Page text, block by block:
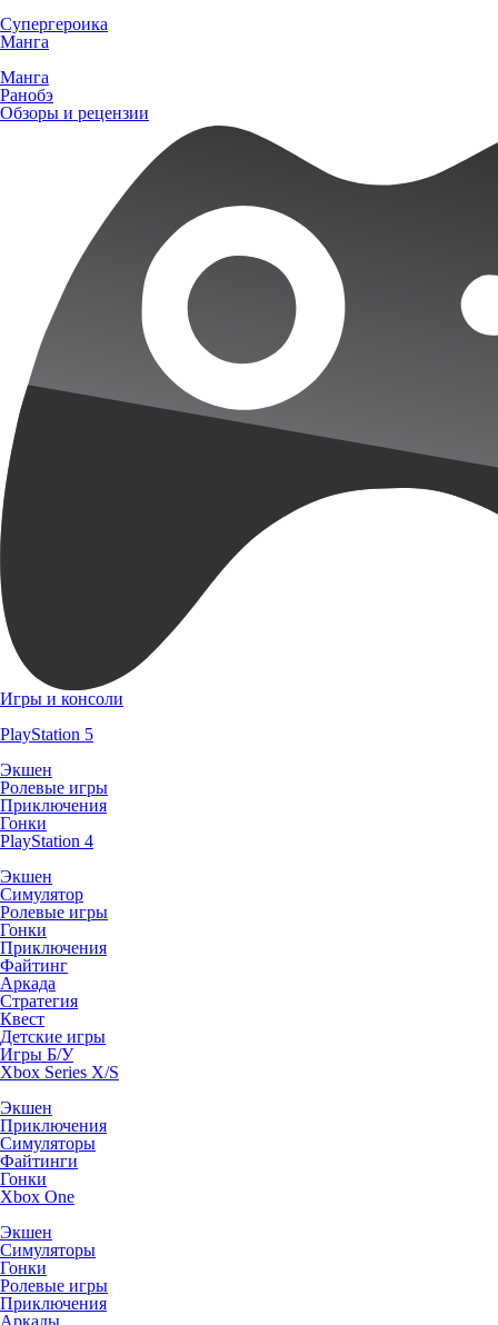
Супергероика
Манга
Манга
Ранобэ
Обзоры и рецензии
Игры и консоли
PlayStation 5
Экшен
Ролевые игры
Приключения
Гонки
PlayStation 4
Экшен
Симулятор
Ролевые игры
Гонки
Приключения
Файтинг
Аркада
Стратегия
Квест
Детские игры
Игры Б/У
Xbox Series X/S
Экшен
Приключения
Симуляторы
Файтинги
Гонки
Xbox One
Экшен
Симуляторы
Гонки
Ролевые игры
Приключения
Аркады